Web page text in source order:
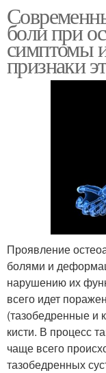
боли при
симптомы
признаки
Проявление
болями и
нарушению их
всего идет
(тазобедренные и
кисти. В процесс
чаще всего
тазобедренных